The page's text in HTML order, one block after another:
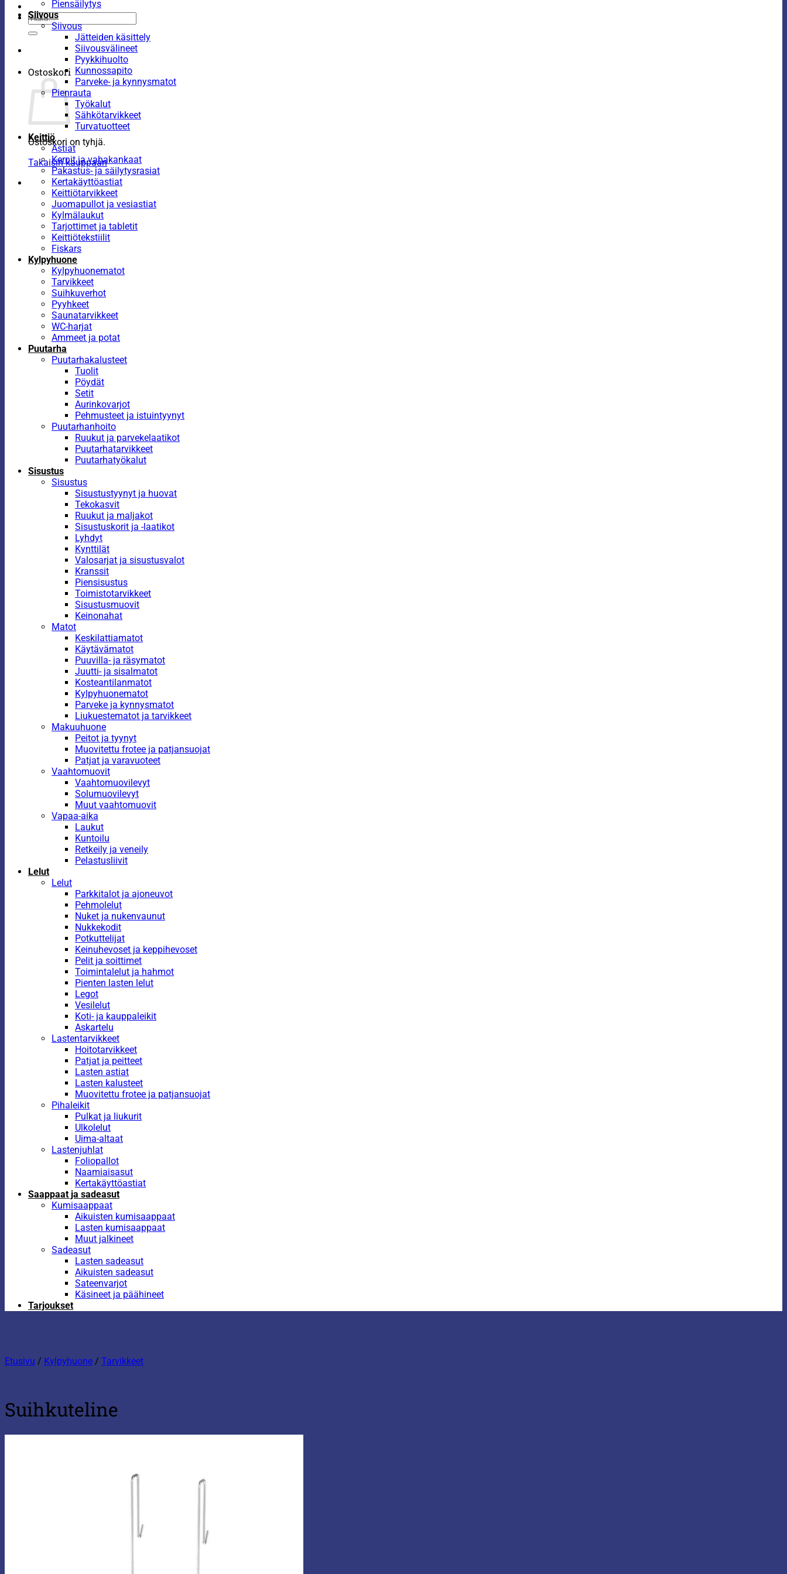
Etsi:
Ostoskori
Ostoskori on tyhjä.
Takaisin kauppaan
Piensäilytys
Siivous
Siivous
Jätteiden käsittely
Siivousvälineet
Pyykkihuolto
Kunnossapito
Parveke- ja kynnysmatot
Pienrauta
Työkalut
Sähkötarvikkeet
Turvatuotteet
Keittiö
Astiat
Kernit ja vahakankaat
Pakastus- ja säilytysrasiat
Kertakäyttöastiat
Keittiötarvikkeet
Juomapullot ja vesiastiat
Kylmälaukut
Tarjottimet ja tabletit
Keittiötekstiilit
Fiskars
Kylpyhuone
Kylpyhuonematot
Tarvikkeet
Suihkuverhot
Pyyhkeet
Saunatarvikkeet
WC-harjat
Ammeet ja potat
Puutarha
Puutarhakalusteet
Tuolit
Pöydät
Setit
Aurinkovarjot
Pehmusteet ja istuintyynyt
Puutarhanhoito
Ruukut ja parvekelaatikot
Puutarhatarvikkeet
Puutarhatyökalut
Sisustus
Sisustus
Sisustustyynyt ja huovat
Tekokasvit
Ruukut ja maljakot
Sisustuskorit ja -laatikot
Lyhdyt
Kynttilät
Valosarjat ja sisustusvalot
Kranssit
Piensisustus
Toimistotarvikkeet
Sisustusmuovit
Keinonahat
Matot
Keskilattiamatot
Käytävämatot
Puuvilla- ja räsymatot
Juutti- ja sisalmatot
Kosteantilanmatot
Kylpyhuonematot
Parveke ja kynnysmatot
Liukuestematot ja tarvikkeet
Makuuhuone
Peitot ja tyynyt
Muovitettu frotee ja patjansuojat
Patjat ja varavuoteet
Vaahtomuovit
Vaahtomuovilevyt
Solumuovilevyt
Muut vaahtomuovit
Vapaa-aika
Laukut
Kuntoilu
Retkeily ja veneily
Pelastusliivit
Lelut
Lelut
Parkkitalot ja ajoneuvot
Pehmolelut
Nuket ja nukenvaunut
Nukkekodit
Potkuttelijat
Keinuhevoset ja keppihevoset
Pelit ja soittimet
Toimintalelut ja hahmot
Pienten lasten lelut
Legot
Vesilelut
Koti- ja kauppaleikit
Askartelu
Lastentarvikkeet
Hoitotarvikkeet
Patjat ja peitteet
Lasten astiat
Lasten kalusteet
Muovitettu frotee ja patjansuojat
Pihaleikit
Pulkat ja liukurit
Ulkolelut
Uima-altaat
Lastenjuhlat
Foliopallot
Naamiaisasut
Kertakäyttöastiat
Saappaat ja sadeasut
Kumisaappaat
Aikuisten kumisaappaat
Lasten kumisaappaat
Muut jalkineet
Sadeasut
Lasten sadeasut
Aikuisten sadeasut
Sateenvarjot
Käsineet ja päähineet
Tarjoukset
Etusivu / Kylpyhuone / Tarvikkeet
Suihkuteline